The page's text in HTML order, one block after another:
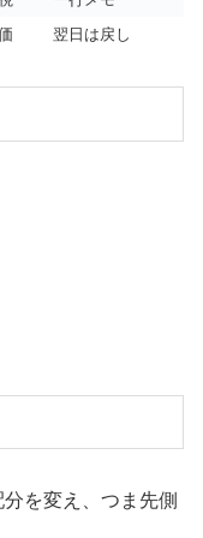
翌日は戻し
を変え、つま先側